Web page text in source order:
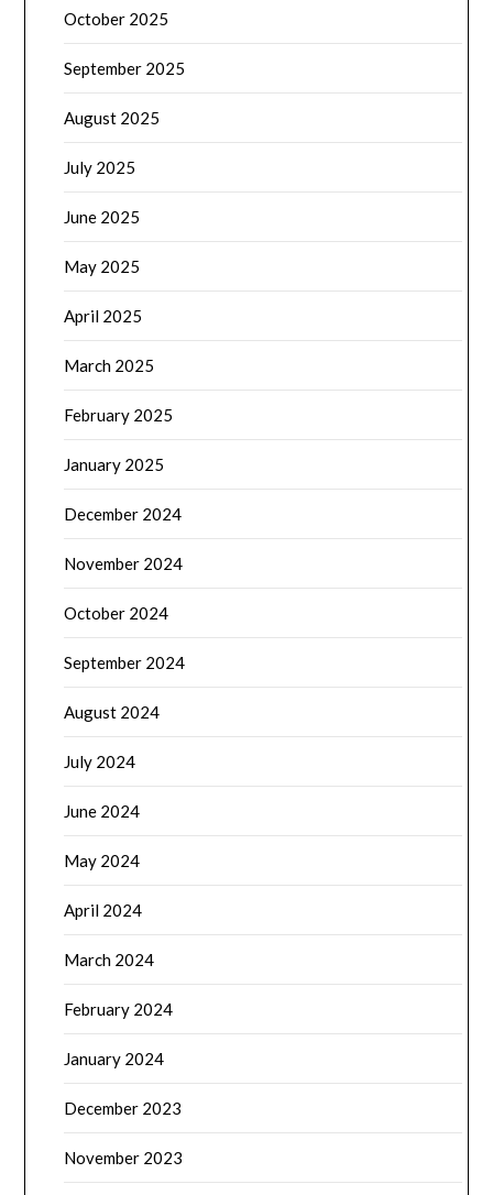
October 2025
September 2025
August 2025
July 2025
June 2025
May 2025
April 2025
March 2025
February 2025
January 2025
December 2024
November 2024
October 2024
September 2024
August 2024
July 2024
June 2024
May 2024
April 2024
March 2024
February 2024
January 2024
December 2023
November 2023